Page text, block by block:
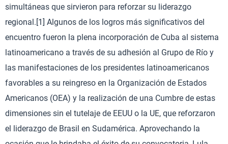
simultáneas que sirvieron para reforzar su liderazgo
regional.[1] Algunos de los logros más significativos del
encuentro fueron la plena incorporación de Cuba al sistema
latinoamericano a través de su adhesión al Grupo de Río y
las manifestaciones de los presidentes latinoamericanos
favorables a su reingreso en la Organización de Estados
Americanos (OEA) y la realización de una Cumbre de estas
dimensiones sin el tutelaje de EEUU o la UE, que reforzaron
el liderazgo de Brasil en Sudamérica. Aprovechando la